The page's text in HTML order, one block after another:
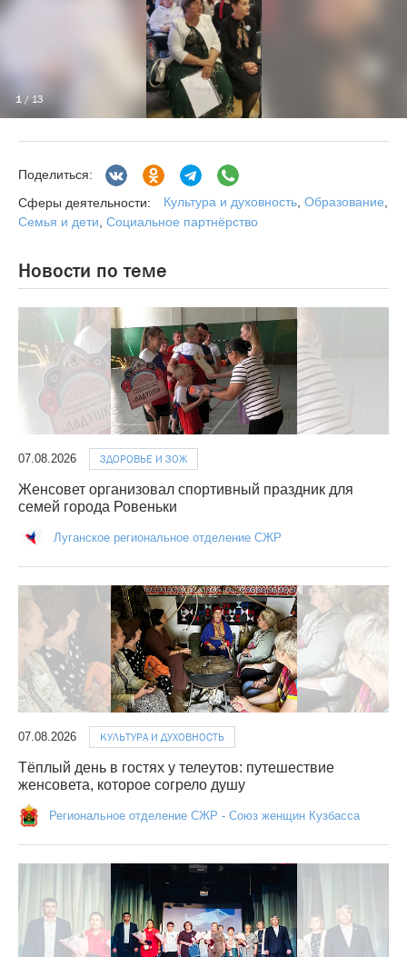
1 / 13
Поделиться:
Сферы деятельности:
Культура и духовность Образование
Семья и дети Социальное партнёрство
Новости по теме
07.08.2026 ЗДОРОВЬЕ И ЗОЖ
Женсовет организовал спортивный праздник для
семей города Ровеньки
Луганское региональное отделение СЖР
07.08.2026 КУЛЬТУРА И ДУХОВНОСТЬ
Тёплый день в гостях у телеутов: путешествие
женсовета, которое согрело душу
Региональное отделение СЖР - Союз женщин Кузбасса